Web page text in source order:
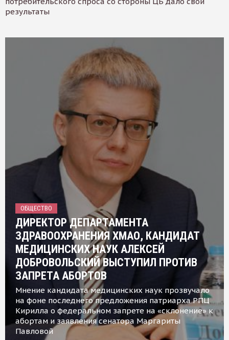
результаты
ОБЩЕСТВО
ДИРЕКТОР ДЕПАРТАМЕНТА
ЗДРАВООХРАНЕНИЯ ХМАО, КАНДИДАТ
МЕДИЦИНСКИХ НАУК АЛЕКСЕЙ
ДОБРОВОЛЬСКИЙ ВЫСТУПИЛ ПРОТИВ
ЗАПРЕТА АБОРТОВ
Мнение кандидата медицинских наук прозвучало
на фоне последнего предложения патриарха РПЦ
Кирилла о федеральном запрете на «склонение» к
абортам и заявления сенатора Маргариты
Павловой